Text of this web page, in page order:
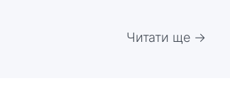
Читати ще →